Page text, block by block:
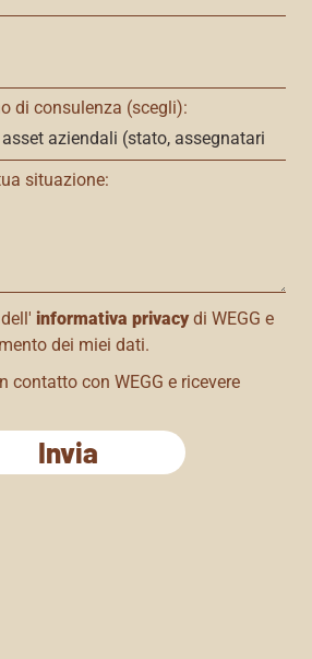
di consulenza (scegli):
situazione:
informativa privacydi WEGG e
dei miei dati.
contatto con WEGG e ricevere
Invia